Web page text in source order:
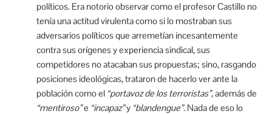
políticos. Era notorio observar como el profesor Castillo no
tenía una actitud virulenta como si lo mostraban sus
adversarios políticos que arremetían incesantemente
contra sus orígenes y experiencia sindical, sus
competidores no atacaban sus propuestas; sino, rasgando
posiciones ideológicas, trataron de hacerlo ver ante la
población como el “portavoz de los terroristas”, además de
“mentiroso”e “incapaz”y “blandengue”. Nada de eso lo